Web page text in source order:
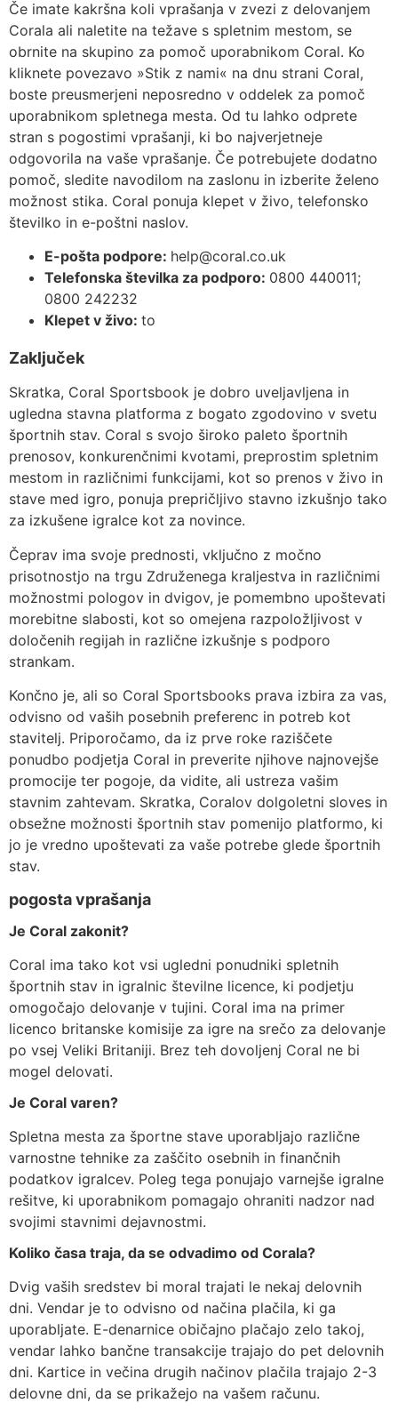
Če imate kakršna koli vprašanja v zvezi z delovanjem
Corala ali naletite na težave s spletnim mestom, se
obrnite na skupino za pomoč uporabnikom Coral. Ko
kliknete povezavo »Stik z nami« na dnu strani Coral,
boste preusmerjeni neposredno v oddelek za pomoč
uporabnikom spletnega mesta. Od tu lahko odprete
stran s pogostimi vprašanji, ki bo najverjetneje
odgovorila na vaše vprašanje. Če potrebujete dodatno
pomoč, sledite navodilom na zaslonu in izberite želeno
možnost stika. Coral ponuja klepet v živo, telefonsko
številko in e-poštni naslov.
E-pošta podpore: help@coral.co.uk
Telefonska številka za podporo: 0800 440011;
0800 242232
Klepet v živo: to
Zaključek
Skratka, Coral Sportsbook je dobro uveljavljena in
ugledna stavna platforma z bogato zgodovino v svetu
športnih stav. Coral s svojo široko paleto športnih
prenosov, konkurenčnimi kvotami, preprostim spletnim
mestom in različnimi funkcijami, kot so prenos v živo in
stave med igro, ponuja prepričljivo stavno izkušnjo tako
za izkušene igralce kot za novince.
Čeprav ima svoje prednosti, vključno z močno
prisotnostjo na trgu Združenega kraljestva in različnimi
možnostmi pologov in dvigov, je pomembno upoštevati
morebitne slabosti, kot so omejena razpoložljivost v
določenih regijah in različne izkušnje s podporo
strankam.
Končno je, ali so Coral Sportsbooks prava izbira za vas,
odvisno od vaših posebnih preferenc in potreb kot
stavitelj. Priporočamo, da iz prve roke raziščete
ponudbo podjetja Coral in preverite njihove najnovejše
promocije ter pogoje, da vidite, ali ustreza vašim
stavnim zahtevam. Skratka, Coralov dolgoletni sloves in
obsežne možnosti športnih stav pomenijo platformo, ki
jo je vredno upoštevati za vaše potrebe glede športnih
stav.
pogosta vprašanja
Je Coral zakonit?
Coral ima tako kot vsi ugledni ponudniki spletnih
športnih stav in igralnic številne licence, ki podjetju
omogočajo delovanje v tujini. Coral ima na primer
licenco britanske komisije za igre na srečo za delovanje
po vsej Veliki Britaniji. Brez teh dovoljenj Coral ne bi
mogel delovati.
Je Coral varen?
Spletna mesta za športne stave uporabljajo različne
varnostne tehnike za zaščito osebnih in finančnih
podatkov igralcev. Poleg tega ponujajo varnejše igralne
rešitve, ki uporabnikom pomagajo ohraniti nadzor nad
svojimi stavnimi dejavnostmi.
Koliko časa traja, da se odvadimo od Corala?
Dvig vaših sredstev bi moral trajati le nekaj delovnih
dni. Vendar je to odvisno od načina plačila, ki ga
uporabljate. E-denarnice običajno plačajo zelo takoj,
vendar lahko bančne transakcije trajajo do pet delovnih
dni. Kartice in večina drugih načinov plačila trajajo 2-3
delovne dni, da se prikažejo na vašem računu.